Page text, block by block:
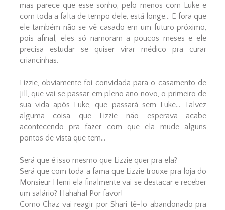
mas parece que esse sonho, pelo menos com Luke e
com toda a falta de tempo dele, está longe... E fora que
ele também não se vê casado em um futuro próximo,
pois afinal, eles só namoram a poucos meses e ele
precisa estudar se quiser virar médico pra curar
criancinhas.
Lizzie, obviamente foi convidada para o casamento de
Jill, que vai se passar em pleno ano novo, o primeiro de
sua vida após Luke, que passará sem Luke... Talvez
alguma coisa que Lizzie não esperava acabe
acontecendo pra fazer com que ela mude alguns
pontos de vista que tem...
Será que é isso mesmo que Lizzie quer pra ela?
Será que com toda a fama que Lizzie trouxe pra loja do
Monsieur Henri ela finalmente vai se destacar e receber
um salário? Hahaha! Por favor!
Como Chaz vai reagir por Shari tê-lo abandonado pra